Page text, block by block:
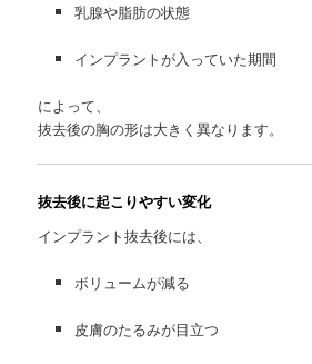
乳腺や脂肪の状態
インプラントが入っていた期間
によって、
抜去後の胸の形は大きく異なります。
抜去後に起こりやすい変化
インプラント抜去後には、
ボリュームが減る
皮膚のたるみが目立つ